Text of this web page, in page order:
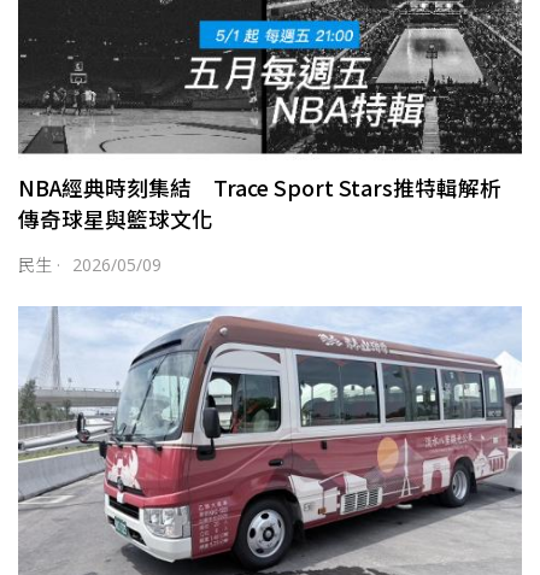
NBA經典時刻集結 Trace Sport Stars推特輯解析
傳奇球星與籃球文化
民生 · 2026/05/09